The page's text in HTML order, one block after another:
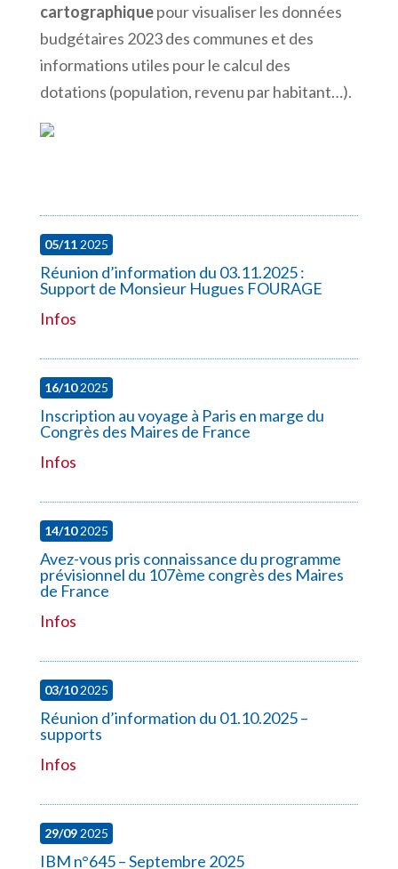
cartographiquepour visualiser les données
budgétaires 2023 des communes et des
informations utiles pour le calcul des
dotations (population, revenu par habitant…).
05/112025
Réunion d’information du 03.11.2025 :
Support de Monsieur Hugues FOURAGE
Infos
16/102025
Inscription au voyage à Paris en marge du
Congrès des Maires de France
Infos
14/102025
Avez-vous pris connaissance du programme
prévisionnel du 107ème congrès des Maires
de France
Infos
03/102025
Réunion d’information du 01.10.2025 –
supports
Infos
29/092025
IBM n°645 – Septembre 2025